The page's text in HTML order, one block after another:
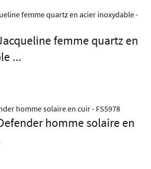
femme quartz en
...
homme solaire en